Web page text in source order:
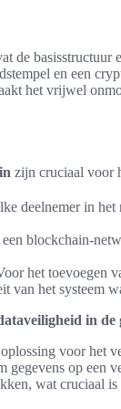
de basisstructuur
en een
het vrijwel
zijn cruciaal voor
deelnemer in het
blockchain-
het toevoegen
van het systeem
in de
voor het
op een
wat cruciaal